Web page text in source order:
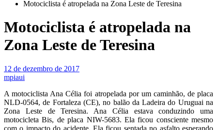
Motociclista é atropelada na Zona Leste de Teresina
Motociclista é atropelada na
Zona Leste de Teresina
12 de dezembro de 2017
mpiaui
A motociclista Ana Célia foi atropelada por um caminhão, de placa
NLD-0564, de Fortaleza (CE), no balão da Ladeira do Uruguai na
Zona Leste de Teresina. Ana Célia estava conduzindo uma
motocicleta Bis, de placa NIW-5683. Ela ficou consciente mesmo
com o impacto do acidente. Ela ficou sentada no asfalto esperando